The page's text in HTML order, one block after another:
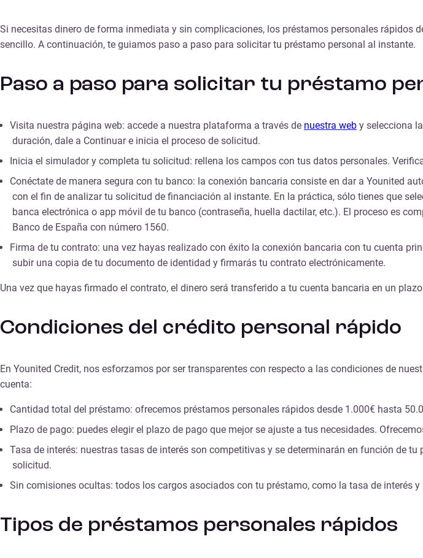
Si necesitas dinero de forma inmediata y sin complicaciones, los préstamos personales rápidos
sencillo. A continuación, te guiamos paso a paso para solicitar tu préstamo personal al instante.
Paso a paso para solicitar tu préstamo
Visita nuestra página web: accede a nuestra plataforma a través de nuestra web y selecciona
duración, dale a Continuar e inicia el proceso de solicitud.
Inicia el simulador y completa tu solicitud: rellena los campos con tus datos personales.
Conéctate de manera segura con tu banco: la conexión bancaria consiste en dar a Younited
con el fin de analizar tu solicitud de financiación al instante. En la práctica, sólo tienes que
banca electrónica o app móvil de tu banco (contraseña, huella dactilar, etc.). El proceso es
Banco de España con número 1560.
Firma de tu contrato: una vez hayas realizado con éxito la conexión bancaria con tu cuenta
subir una copia de tu documento de identidad y firmarás tu contrato electrónicamente.
Una vez que hayas firmado el contrato, el dinero será transferido a tu cuenta bancaria en un
Condiciones del crédito personal rápido
En Younited Credit, nos esforzamos por ser transparentes con respecto a las condiciones de
cuenta:
Cantidad total del préstamo: ofrecemos préstamos personales rápidos desde 1.000€ hasta
Plazo de pago: puedes elegir el plazo de pago que mejor se ajuste a tus necesidades.
Tasa de interés: nuestras tasas de interés son competitivas y se determinarán en función de
solicitud.
Sin comisiones ocultas: todos los cargos asociados con tu préstamo, como la tasa de interés
Tipos de préstamos personales rápidos